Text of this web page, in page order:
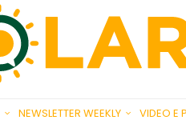
NEWSLETTER WEEKLY VIDEO E